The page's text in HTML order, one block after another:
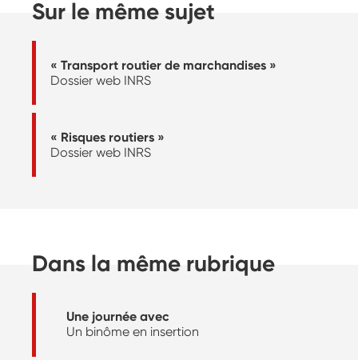
Sur le même sujet
« Transport routier de marchandises »
Dossier web INRS
« Risques routiers »
Dossier web INRS
Dans la même rubrique
Une journée avec
Un binôme en insertion